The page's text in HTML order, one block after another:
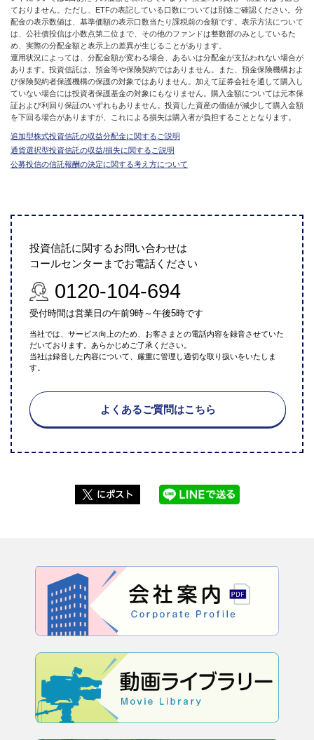
ておりません。ただし、ETFの表記している口数については別途ご確認ください。分
配金の表示数値は、基準価額の表示口数当たり課税前の金額です。表示方法について
は、公社債投信は小数点第二位まで、その他のファンドは整数部のみとしているた
め、実際の分配金額と表示上の差異が生じることがあります。
運用状況によっては、分配金額が変わる場合、あるいは分配金が支払われない場合が
あります。投資信託は、預金等や保険契約ではありません。また、預金保険機構およ
び保険契約者保護機構の保護の対象ではありません。加えて証券会社を通して購入し
ていない場合には投資者保護基金の対象にもなりません。購入金額については元本保
証および利回り保証のいずれもありません。投資した資産の価値が減少して購入金額
を下回る場合がありますが、これによる損失は購入者が負担することとなります。
追加型株式投資信託の収益分配金に関するご説明
通貨選択型投資信託の収益/損失に関するご説明
公募投信の信託報酬の決定に関する考え方について
投資信託に関するお問い合わせは
コールセンターまでお電話ください
0120-104-694
受付時間は営業日の午前9時～午後5時です
当社では、サービス向上のため、お客さまとの電話内容を録音させていた
だいております。あらかじめご了承ください。
当社は録音した内容について、厳重に管理し適切な取り扱いをいたしま
す。
よくあるご質問はこちら